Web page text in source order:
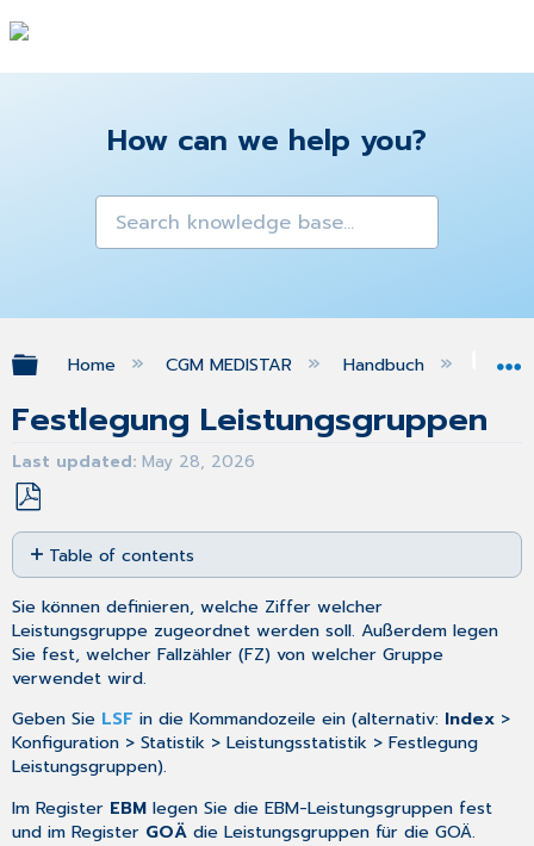
How can we help you?
Expand/collapse global hierarchy
Home CGM MEDISTAR Handbuch
Festlegung Leistungsgruppen
Last updated May 28, 2026
Save
as
PDF
Table of contents
No
headers
Sie können definieren, welche Ziffer welcher
Leistungsgruppe zugeordnet werden soll. Außerdem legen
Sie fest, welcher Fallzähler (FZ) von welcher Gruppe
verwendet wird.
Geben Sie LSF in die Kommandozeile ein (alternativ: Index >
Konfiguration > Statistik > Leistungsstatistik > Festlegung
Leistungsgruppen).
Im Register EBM legen Sie die EBM-Leistungsgruppen fest
und im Register GOÄ die Leistungsgruppen für die GOÄ.